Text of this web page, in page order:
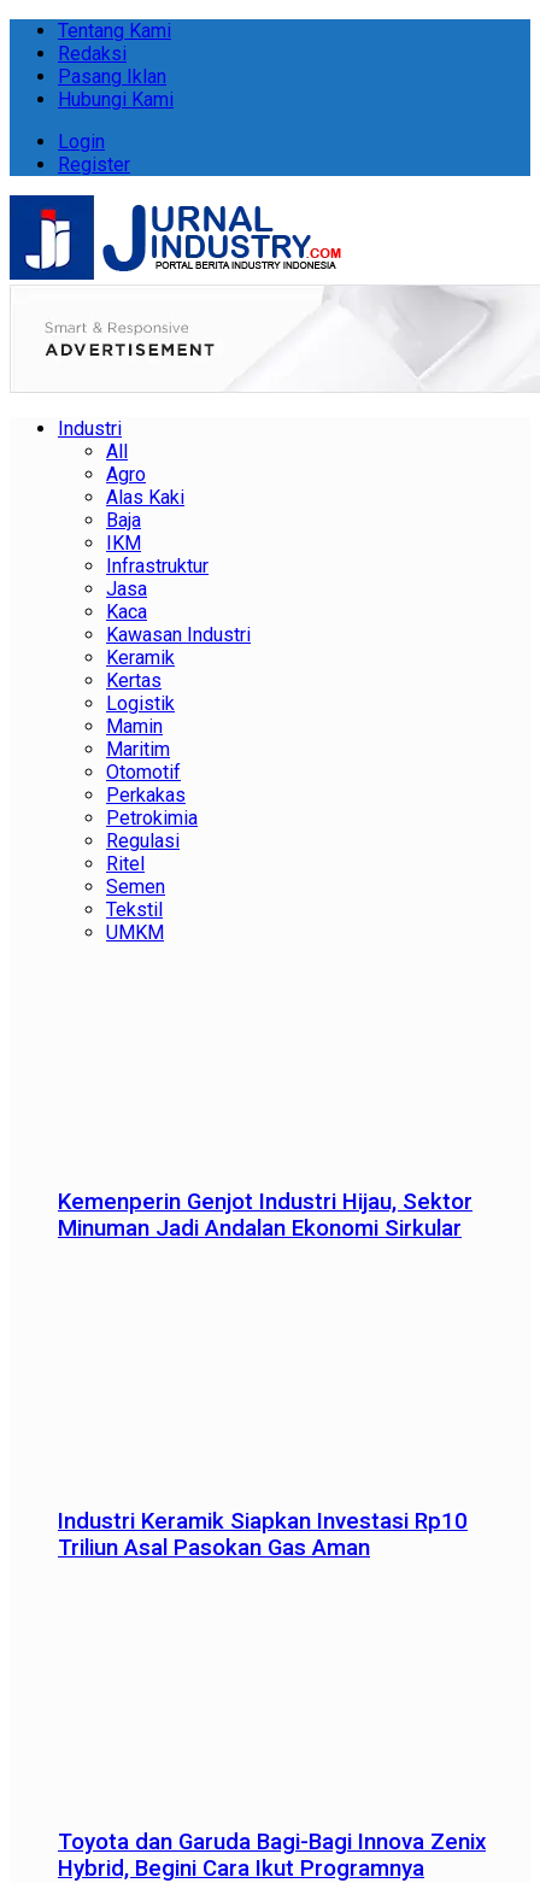
Tentang Kami
Redaksi
Pasang Iklan
Hubungi Kami
Login
Register
Industri
All
Agro
Alas Kaki
Baja
IKM
Infrastruktur
Jasa
Kaca
Kawasan Industri
Keramik
Kertas
Logistik
Mamin
Maritim
Otomotif
Perkakas
Petrokimia
Regulasi
Ritel
Semen
Tekstil
UMKM
Kemenperin Genjot Industri Hijau, Sektor
Minuman Jadi Andalan Ekonomi Sirkular
Industri Keramik Siapkan Investasi Rp10
Triliun Asal Pasokan Gas Aman
Toyota dan Garuda Bagi-Bagi Innova Zenix
Hybrid, Begini Cara Ikut Programnya